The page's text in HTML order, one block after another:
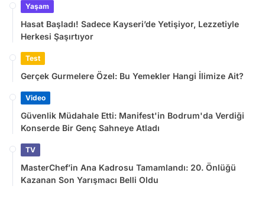
Yaşam
Hasat Başladı! Sadece Kayseri’de Yetişiyor, Lezzetiyle
Herkesi Şaşırtıyor
Test
Gerçek Gurmelere Özel: Bu Yemekler Hangi İlimize Ait?
Video
Güvenlik Müdahale Etti: Manifest'in Bodrum'da Verdiği
Konserde Bir Genç Sahneye Atladı
TV
MasterChef’in Ana Kadrosu Tamamlandı: 20. Önlüğü
Kazanan Son Yarışmacı Belli Oldu